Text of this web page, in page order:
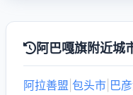
阿巴嘎旗附近城
阿拉善盟 包头市 巴